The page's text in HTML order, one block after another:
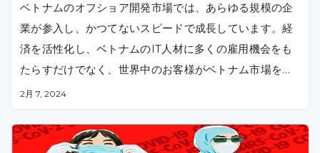
説！
ベトナムのオフショア開発市場では、あらゆる規模の企
業が参入し、かつてないスピードで成長しています。経
済を活性化し、ベトナムのIT人材に多くの雇用機会をも
たらすだけでなく、世界中のお客様がベトナム市場を訪
れる際に、「どのITアウトソーシングサービスをオフシ
ます。
2月 7, 2024